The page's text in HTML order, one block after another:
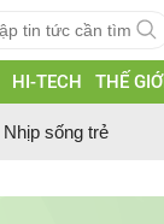
HI-TECH THẾ
Nhịp sống trẻ